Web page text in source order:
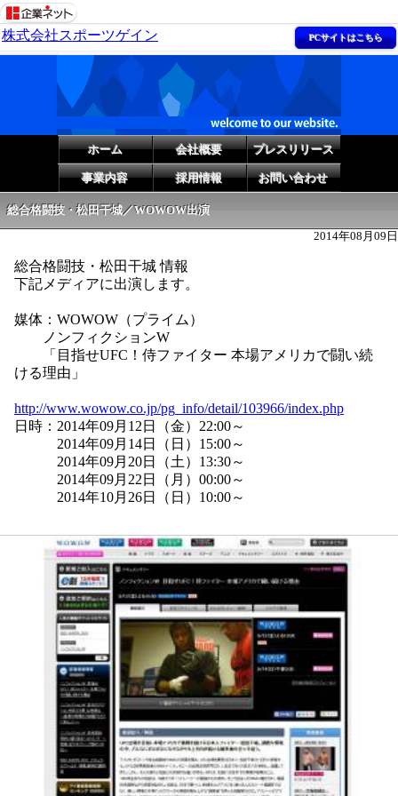
株式会社スポーツゲイン PCサイトはこちら
ホーム 会社概要 プレスリリース
事業内容 採用情報 お問い合わせ
総合格闘技・松田干城／WOWOW出演
2014年08月09日
総合格闘技・松田干城 情報
下記メディアに出演します。
媒体：WOWOW（プライム）
ノンフィクションW
「目指せUFC！侍ファイター 本場アメリカで闘い続
ける理由」
http://www.wowow.co.jp/pg_info/detail/103966/index.php
日時：2014年09月12日（金）22:00～
2014年09月14日（日）15:00～
2014年09月20日（土）13:30～
2014年09月22日（月）00:00～
2014年10月26日（日）10:00～